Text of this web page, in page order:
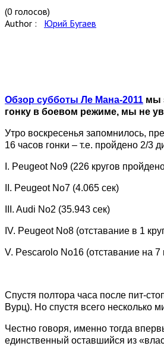
(0 голосов)
Author : Юрий Бугаев
Обзор субботы Ле Мана-2011 мы
гонку в боевом режиме, мы не
Утро воскресенья запомнилось,
16 часов гонки – т.е. пройдено 2/3
I. Peugeot No9 (226 кругов
II. Peugeot No7 (4.065 сек)
III. Audi No2 (35.943 сек)
IV. Peugeot No8 (отставание в 1
V. Pescarolo No16 (отставание на 7
Спустя полтора часа после пит-
Вурц). Но спустя всего несколько
Честно говоря, именно тогда
единственный оставшийся из